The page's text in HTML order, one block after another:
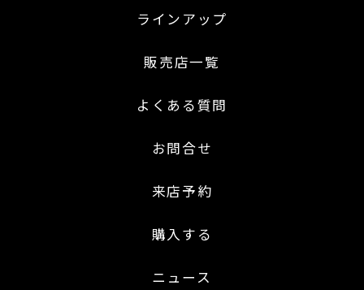
ラインアップ
販売店一覧
よくある質問
お問合せ
来店予約
購入する
ニュース